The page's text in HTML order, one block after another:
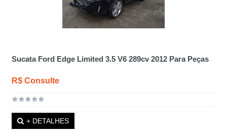
Sucata Ford Edge Limited 3.5 V6 289cv 2012 Para Peças
R$ Consulte
+ DETALHES